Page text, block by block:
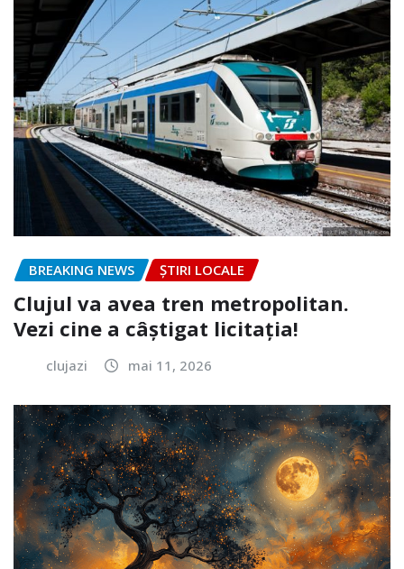
BREAKING NEWS ȘTIRI LOCALE
Clujul va avea tren metropolitan.
Vezi cine a câștigat licitația!
clujazi mai 11, 2026